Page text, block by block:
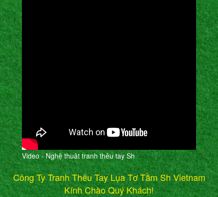
Video - Nghệ thuât tranh thêu tay Sh
Công Ty Tranh Thêu Tay Lụa Tơ Tằm Sh Vietnam
Kính Chào Quý Khách!